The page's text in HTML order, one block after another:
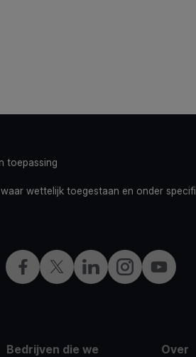
toepassing
wettelijk toegestaan en onder
Facebook
X LinkedInInstagramYouTube
Bedrijven die we
Over